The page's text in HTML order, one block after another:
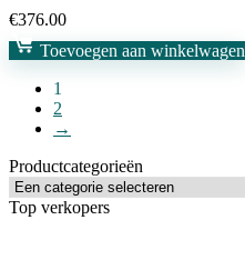
€376.00
Toevoegen aan winkelwagen
1
2
→
Productcategorieën
Top verkopers